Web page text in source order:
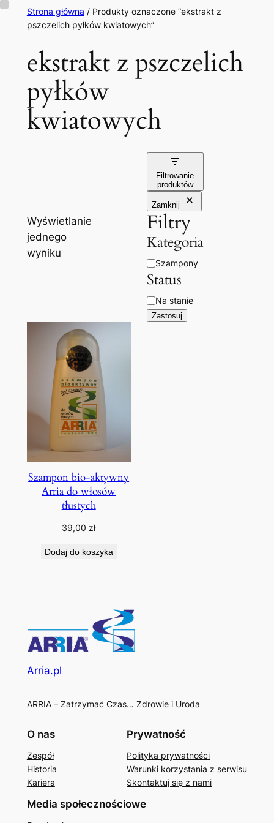
PrzejdźStrona główna / Produkty oznaczone “ekstrakt z
pszczelich pyłków kwiatowych”
ekstrakt z pszczelich
pyłków
kwiatowych
Wyświetlanie
jednego
wyniku
Filtrowanie
produktów
Zamknij
Filtry
Kategoria
Kategoria
Szampony
Status
Dostępność
Na stanie
Zastosuj
Szampon bio-aktywny
Arria do włosów
tłustych
39,00 zł
Dodaj do koszyka
Arria.pl
ARRIA – Zatrzymać Czas… Zdrowie i Uroda
O nas
Zespół
Historia
Kariera
Prywatność
Polityka prywatności
Warunki korzystania z serwisu
Skontaktuj się z nami
Media społecznościowe